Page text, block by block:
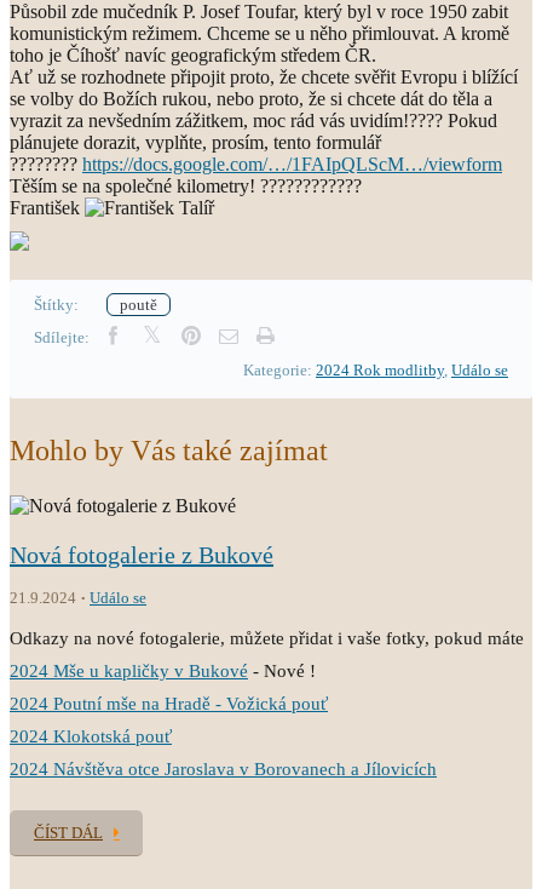
Působil zde mučedník P. Josef Toufar, který byl v roce 1950 zabit
komunistickým režimem. Chceme se u něho přimlouvat. A kromě
toho je Číhošť navíc geografickým středem ČR.
Ať už se rozhodnete připojit proto, že chcete svěřit Evropu i blížící
se volby do Božích rukou, nebo proto, že si chcete dát do těla a
vyrazit za nevšedním zážitkem, moc rád vás uvidím!???? Pokud
plánujete dorazit, vyplňte, prosím, tento formulář
???????? https://docs.google.com/…/1FAIpQLScM…/viewform
Těším se na společné kilometry! ????????????
František
Štítky:
poutě
Sdílejte:
Kategorie: 2024 Rok modlitby, Událo se
Mohlo by Vás také zajímat
Nová fotogalerie z Bukové
21.9.2024 Událo se
Odkazy na nové fotogalerie, můžete přidat i vaše fotky, pokud máte
2024 Mše u kapličky v Bukové - Nové !
2024 Poutní mše na Hradě - Vožická pouť
2024 Klokotská pouť
2024 Návštěva otce Jaroslava v Borovanech a Jílovicích
ČÍST DÁL